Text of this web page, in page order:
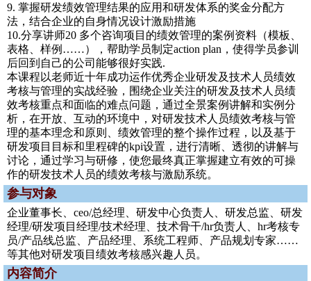
9. 掌握研发绩效管理结果的应用和研发体系的奖金分配方
法，结合企业的自身情况设计激励措施
10.分享讲师20 多个咨询项目的绩效管理的案例资料（模板、
表格、样例……），帮助学员制定action plan，使得学员参训
后回到自己的公司能够很好实践.
本课程以老师近十年成功运作优秀企业研发及技术人员绩效
考核与管理的实战经验，围绕企业关注的研发及技术人员绩
效考核重点和面临的难点问题，通过全景案例讲解和实例分
析，在开放、互动的环境中，对研发技术人员绩效考核与管
理的基本理念和原则、绩效管理的整个操作过程，以及基于
研发项目目标和里程碑的kpi设置，进行清晰、透彻的讲解与
讨论，通过学习与研修，使您最终真正掌握建立有效的可操
作的研发技术人员的绩效考核与激励系统。
参与对象
企业董事长、ceo/总经理、研发中心负责人、研发总监、研发
经理/研发项目经理/技术经理、技术骨干/hr负责人、hr考核专
员/产品线总监、产品经理、系统工程师、产品规划专家……
等其他对研发项目绩效考核感兴趣人员。
内容简介